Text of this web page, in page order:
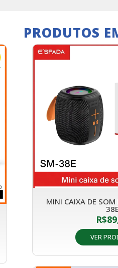
PRODUTOS
MINI CAIXA DE
38E
R$
VER